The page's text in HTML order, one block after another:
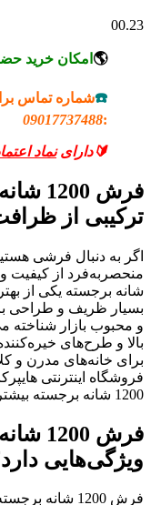
00.23
🌎 امکان خرید
☎️شماره تماس
:
09017737488
🔰داراینماد
ترکیبی از
اگر به دنبال فرشی
شانه برجسته یکی از
بسیار ظریف و طراحی
و محبوب بازار شناخته
بالا و طرح‌های
برای خانه‌های مدرن و
فروشگاه اینترنتی
1200 شانه برجسته بیشتر آشنا خواهید شد.
فرش
ویژگی‌هایی
فرش 1200